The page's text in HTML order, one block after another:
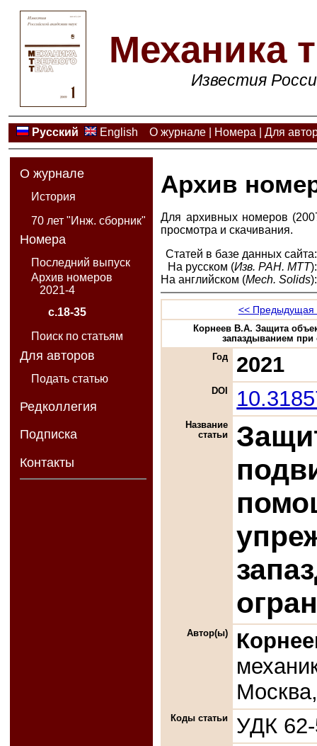
Механика
Известия
Русский English О журнале| Номера Для
О журнале
История
70 лет "Инж. сборник"
Номера
Последний выпуск
Архив номеров
2021-4
с.18-35
Поиск по статьям
Для авторов
Подать статью
Редколлегия
Подписка
Контакты
Архив
Для архивных номеров
просмотра и скачивания.
Статей в базе данных сайта:
На русском (Изв. РАН. МТТ):
На английском (Mech. Solids):
<< Предыдущая
Корнеев В.А. Защита
запаздыванием
Год
2021
DOI
Название
статьи
Автор(ы)
Коды статьи УДК